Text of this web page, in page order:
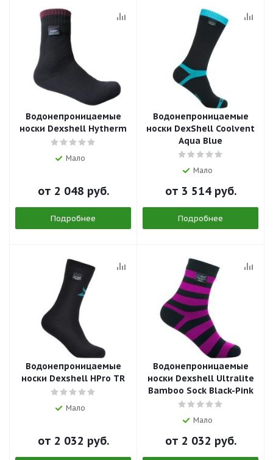
Водонепроницаемые
носки Dexshell Hytherm
Мало
от 2 048 руб.
Подробнее
Водонепроницаемые
носки DexShell Coolvent
Aqua Blue
Мало
от 3 514 руб.
Подробнее
Водонепроницаемые
носки Dexshell HPro TR
Мало
от 2 032 руб.
Водонепроницаемые
носки Dexshell Ultralite
Bamboo Sock Black-Pink
Мало
от 2 032 руб.